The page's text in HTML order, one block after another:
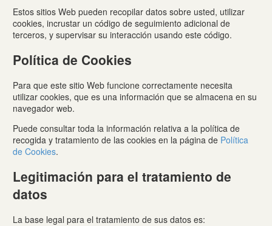
Estos sitios Web pueden recopilar datos sobre usted, utilizar
cookies, incrustar un código de seguimiento adicional de
terceros, y supervisar su interacción usando este código.
Política de Cookies
Para que este sitio Web funcione correctamente necesita
utilizar cookies, que es una información que se almacena en su
navegador web.
Puede consultar toda la información relativa a la política de
recogida y tratamiento de las cookies en la página de Política
de Cookies.
Legitimación para el tratamiento de
datos
La base legal para el tratamiento de sus datos es: